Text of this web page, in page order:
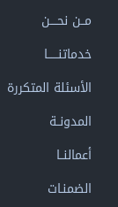
مــن نحــــن
خدماتنــــــا
الأسئلة المتكررة
المدونــة
أعمالنــا
الضمنـات